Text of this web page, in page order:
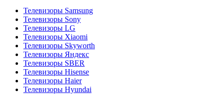
Телевизоры Samsung
Телевизоры Sony
Телевизоры LG
Телевизоры Xiaomi
Телевизоры Skyworth
Телевизоры Яндекс
Телевизоры SBER
Телевизоры Hisense
Телевизоры Haier
Телевизоры Hyundai